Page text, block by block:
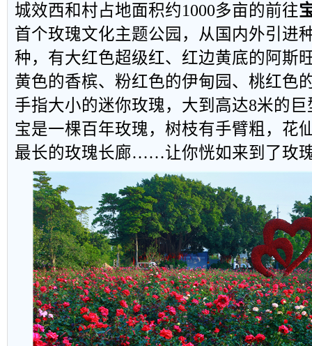
城效西和村占地面积约1000多亩的前往
首个玫瑰文化主题公园，从国内外引进
种，有大红色超级红、红边黄底的阿斯
黄色的香槟、粉红色的伊甸园、桃红
手指大小的迷你玫瑰，大到高达8米的巨
宝是一棵百年玫瑰，树枝有手臂粗，花
最长的玫瑰长廊……让你恍如来到了玫